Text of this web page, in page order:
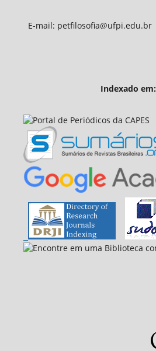
E-mail: petfilosofia@ufpi.edu.br
Indexado em: